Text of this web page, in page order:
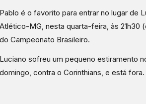
Pablo é o favorito para entrar no lugar de
Atlético-MG, nesta quarta-feira, às 21h30
do Campeonato Brasileiro.
Luciano sofreu um pequeno estiramento
domingo, contra o Corinthians, e está fora.